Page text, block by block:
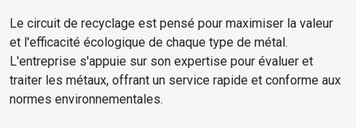
Le circuit de recyclage est pensé pour maximiser la valeur
et l'efficacité écologique de chaque type de métal.
L'entreprise s'appuie sur son expertise pour évaluer et
traiter les métaux, offrant un service rapide et conforme aux
normes environnementales.